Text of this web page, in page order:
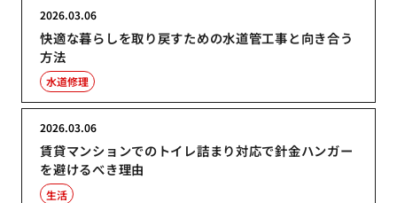
快適な暮らしを取り戻すための水道管工事と向き合う
方法
2026.03.06
水道修理
賃貸マンションでのトイレ詰まり対応で針金ハンガー
を避けるべき理由
2026.03.06
生活